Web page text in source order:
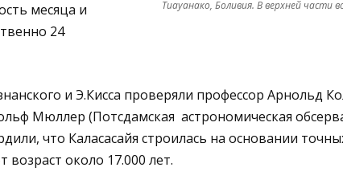
Тиауанако, Боливия. В верхней
месяца и
24
и Э.Кисса проверяли профессор Арнольд
Мюллер (Потсдамская астрономическая
что Каласасайя строилась на основании
около 17.000 лет.